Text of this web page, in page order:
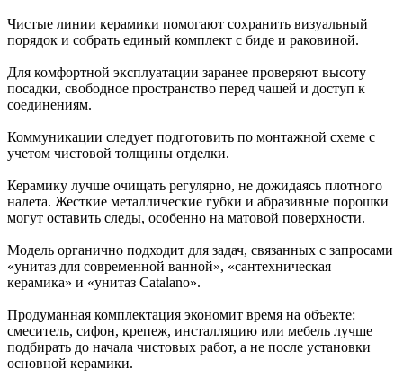
Чистые линии керамики помогают сохранить визуальный
порядок и собрать единый комплект с биде и раковиной.
Для комфортной эксплуатации заранее проверяют высоту
посадки, свободное пространство перед чашей и доступ к
соединениям.
Коммуникации следует подготовить по монтажной схеме с
учетом чистовой толщины отделки.
Керамику лучше очищать регулярно, не дожидаясь плотного
налета. Жесткие металлические губки и абразивные порошки
могут оставить следы, особенно на матовой поверхности.
Модель органично подходит для задач, связанных с запросами
«унитаз для современной ванной», «сантехническая
керамика» и «унитаз Catalano».
Продуманная комплектация экономит время на объекте:
смеситель, сифон, крепеж, инсталляцию или мебель лучше
подбирать до начала чистовых работ, а не после установки
основной керамики.